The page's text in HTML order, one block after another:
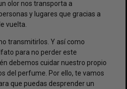
olor nos transporta a
y lugares que gracias a
vuelta.
transmitirlos. Y así como
para no perder este
debemos cuidar nuestro propio
del perfume. Por ello, te vamos
que puedas desprender un